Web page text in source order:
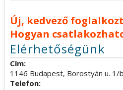
Új, kedvező
Hogyan
Elérhetőségünk
Cím:
1146 Budapest, Borostyán u. 1/b
Telefon: